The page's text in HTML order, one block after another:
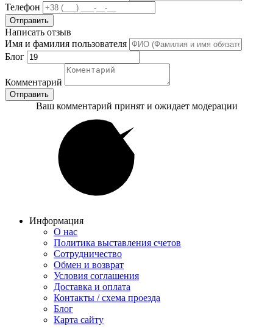
Телефон
Отправить
Написать отзыв
Имя и фамилия пользователя
Блог
Комментарий
Отправить
Ваш комментарий принят и ожидает модерации
Информация
О нас
Политика выставления счетов
Сотрудничество
Обмен и возврат
Условия соглашения
Доставка и оплата
Контакты / схема проезда
Блог
Карта сайту